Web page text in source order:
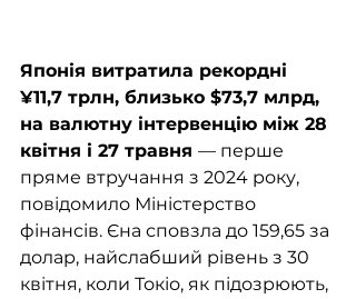
Японія витратила рекордні
¥11,7 трлн, близько $73,7 млрд,
на валютну інтервенцію між 28
квітня і 27 травня — перше
пряме втручання з 2024 року,
повідомило Міністерство
фінансів. Єна сповзла до 159,65 за
долар, найслабший рівень з 30
квітня, коли Токіо, як підозрюють,